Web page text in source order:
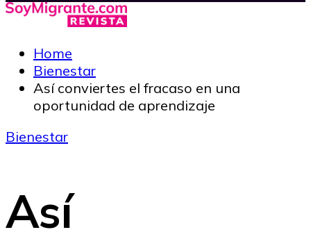
Home
Bienestar
Así conviertes el fracaso en una
oportunidad de aprendizaje
Bienestar
Así